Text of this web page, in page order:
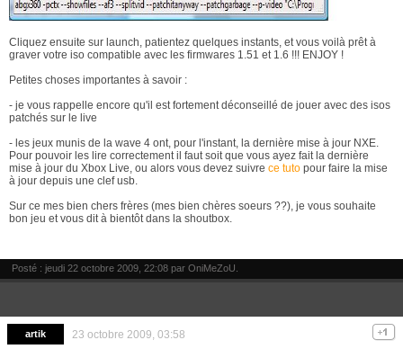
Cliquez ensuite sur launch, patientez quelques instants, et vous voilà prêt à
graver votre iso compatible avec les firmwares 1.51 et 1.6 !!! ENJOY !
Petites choses importantes à savoir :
- je vous rappelle encore qu'il est fortement déconseillé de jouer avec des isos
patchés sur le live
- les jeux munis de la wave 4 ont, pour l'instant, la dernière mise à jour NXE.
Pour pouvoir les lire correctement il faut soit que vous ayez fait la dernière
mise à jour du Xbox Live, ou alors vous devez suivre ce tuto pour faire la mise
à jour depuis une clef usb.
Sur ce mes bien chers frères (mes bien chères soeurs ??), je vous souhaite
bon jeu et vous dit à bientôt dans la shoutbox.
Posté : jeudi 22 octobre 2009, 22:08 par OniMeZoU
artik 23 octobre 2009, 03:58